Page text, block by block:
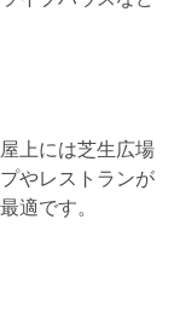
上には芝生広場
やレストランが
適です。